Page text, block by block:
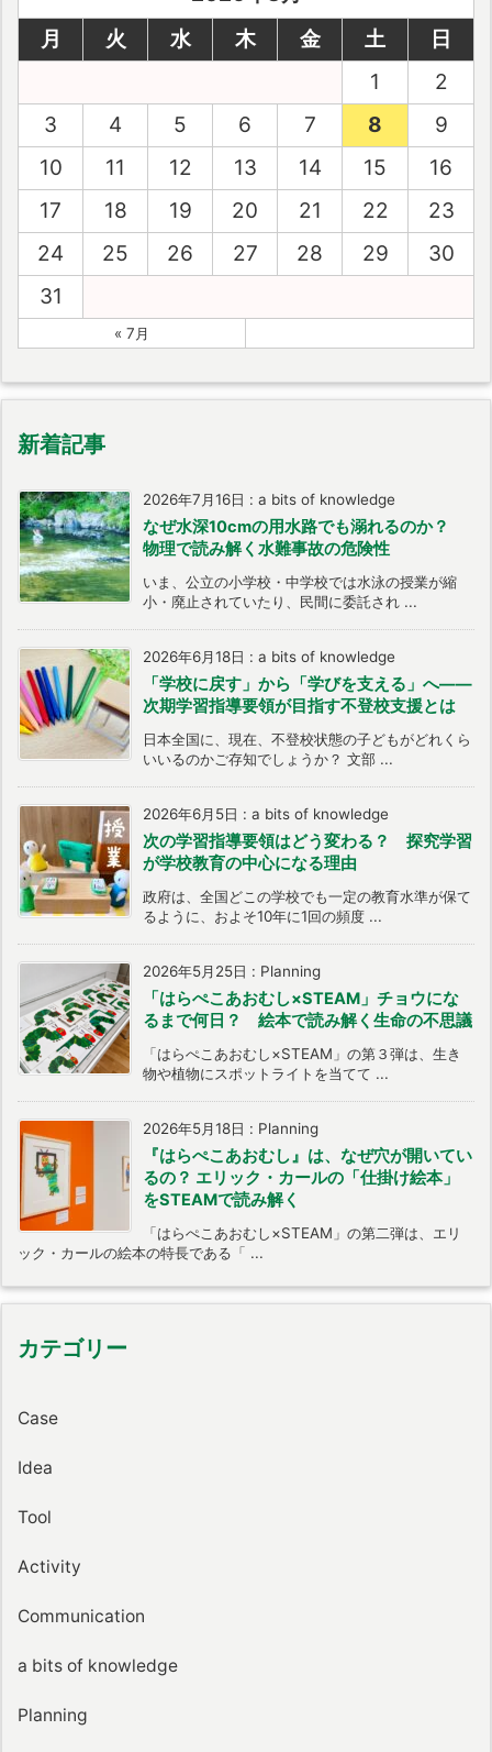
月
火 水 木 金 土
日
1
2
3
4 5 6 7 8
9
10
11 12 13 14 15
16
17
18 19 20 21 22
23
24
25 26 27 28 29
30
31
« 7月
新着記事
2026年7月16日 : a bits of knowledge
なぜ水深10cmの用水路でも溺れるのか？
物理で読み解く水難事故の危険性
いま、公立の小学校・中学校では水泳の授業が縮
小・廃止されていたり、民間に委託され ...
2026年6月18日 : a bits of knowledge
「学校に戻す」から「学びを支える」へ――
次期学習指導要領が目指す不登校支援とは
日本全国に、現在、不登校状態の子どもがどれくら
いいるのかご存知でしょうか？ 文部 ...
2026年6月5日 : a bits of knowledge
次の学習指導要領はどう変わる？ 探究学習
が学校教育の中心になる理由
政府は、全国どこの学校でも一定の教育水準が保て
るように、およそ10年に1回の頻度 ...
2026年5月25日 : Planning
「はらぺこあおむし×STEAM」チョウにな
るまで何日？ 絵本で読み解く生命の不思議
「はらぺこあおむし×STEAM」の第３弾は、生き
物や植物にスポットライトを当てて ...
2026年5月18日 : Planning
『はらぺこあおむし』は、なぜ穴が開いてい
るの？ エリック・カールの「仕掛け絵本」
をSTEAMで読み解く
「はらぺこあおむし×STEAM」の第二弾は、エリ
ック・カールの絵本の特長である「 ...
カテゴリー
Case
Idea
Tool
Activity
Communication
a bits of knowledge
Planning